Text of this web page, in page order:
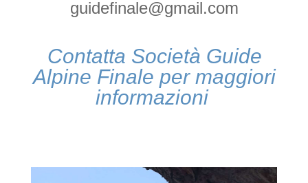
guidefinale@gmail.com
Contatta Società Guide
Alpine Finaleper maggiori
informazioni